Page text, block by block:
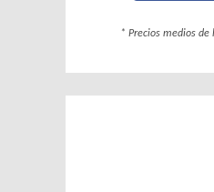
* Precios medios